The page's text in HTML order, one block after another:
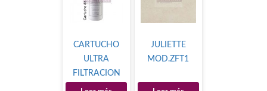
CARTUCHO
ULTRA
FILTRACION
JULIETTE
MOD.ZFT1